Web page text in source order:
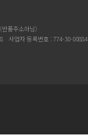
품주소아님)
사업자 등록번호 : 774-30-00884